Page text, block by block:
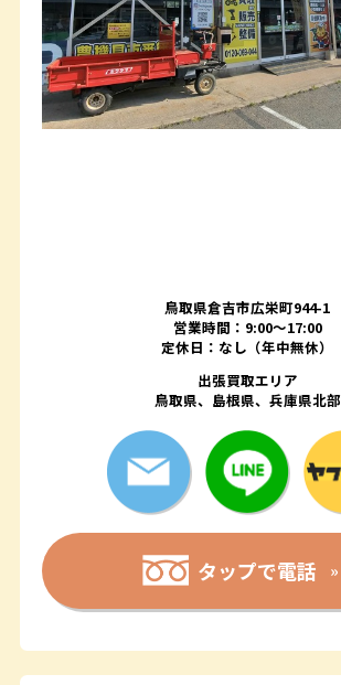
鳥取県倉吉市広栄町944-1
営業時間：9:00～17:00
定休日：なし（年中無休）
出張買取エリア
鳥取県、島根県、兵庫県北部
タップで電話